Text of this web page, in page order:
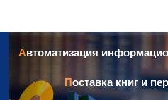
Автоматизация
Поставка книг и